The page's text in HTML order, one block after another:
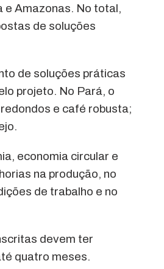
e Amazonas. No total,
de soluções
de soluções práticas
projeto. No Pará, o
e café robusta;
economia circular e
na produção, no
de trabalho e no
devem ter
quatro meses.